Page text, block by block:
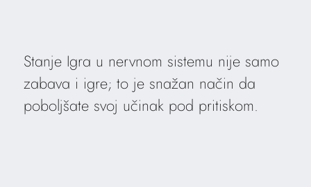
Stanje Igra u nervnom sistemu nije samo
zabava i igre; to je snažan način da
poboljšate svoj učinak pod pritiskom.